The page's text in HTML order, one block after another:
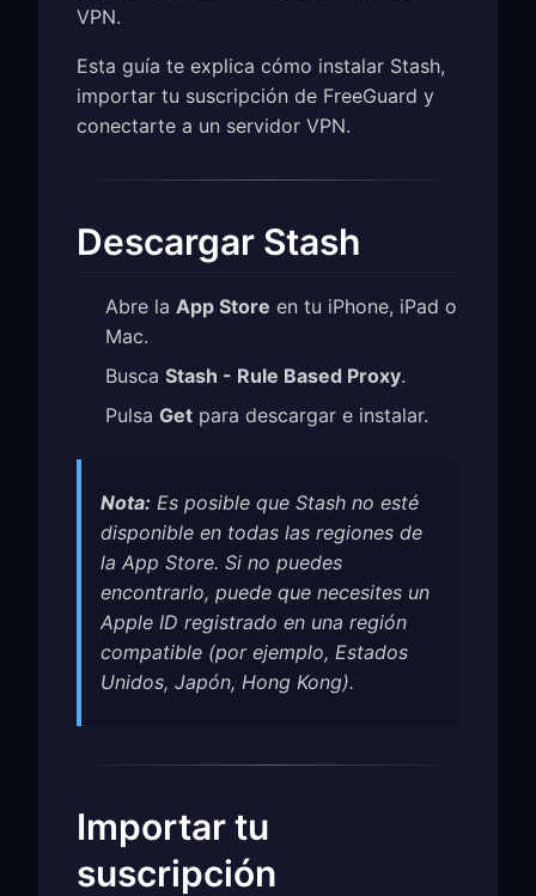
VPN.
Esta guía te explica cómo instalar Stash,
importar tu suscripción de FreeGuard y
conectarte a un servidor VPN.
Descargar Stash
Abre la App Store en tu iPhone, iPad o
Mac.
Busca Stash - Rule Based Proxy.
Pulsa Get para descargar e instalar.
Nota: Es posible que Stash no esté
disponible en todas las regiones de
la App Store. Si no puedes
encontrarlo, puede que necesites un
Apple ID registrado en una región
compatible (por ejemplo, Estados
Unidos, Japón, Hong Kong).
Importar tu
suscripción